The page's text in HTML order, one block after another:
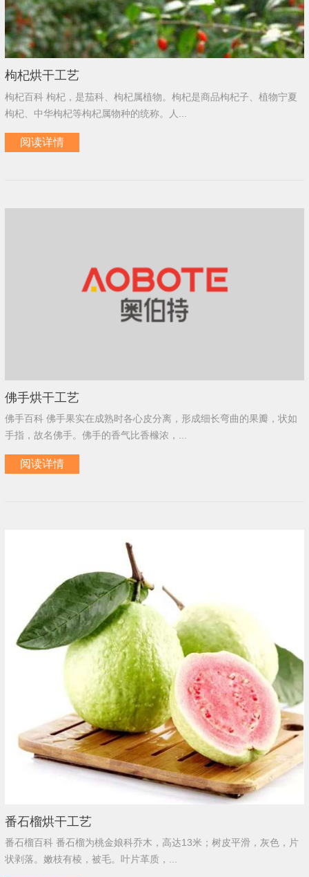
枸杞烘干工艺
枸杞百科 枸杞，是茄科、枸杞属植物。枸杞是商品枸杞子、植物宁夏
枸杞、中华枸杞等枸杞属物种的统称。人...
阅读详情
佛手烘干工艺
佛手百科 佛手果实在成熟时各心皮分离，形成细长弯曲的果瓣，状如
手指，故名佛手。佛手的香气比香橼浓，...
阅读详情
番石榴烘干工艺
番石榴百科 番石榴为桃金娘科乔木，高达13米；树皮平滑，灰色，片
状剥落。嫩枝有棱，被毛。叶片革质，...